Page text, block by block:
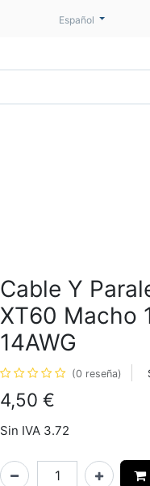
Español
Cable Y
XT60 Macho
14AWG
(0 reseña)
4,50 €
Sin IVA 3.72